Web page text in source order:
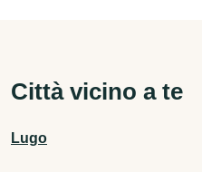
Città vicino a te
Lugo